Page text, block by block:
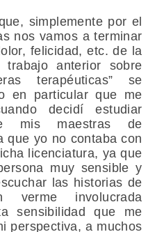
simplemente por el
nos vamos a terminar
felicidad, etc. de la
anterior sobre
terapéuticas” se
en particular que me
decidí estudiar
mis maestras de
que yo no contaba con
licenciatura, ya que
muy sensible y
las historias de
verme involucrada
sensibilidad que me
perspectiva, a muchos